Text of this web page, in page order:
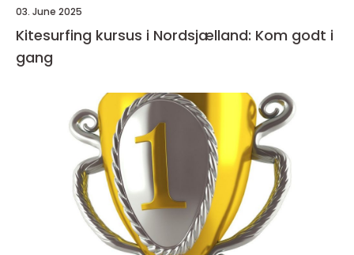
03. June 2025
Kitesurfing kursus i Nordsjælland: Kom godt i
gang